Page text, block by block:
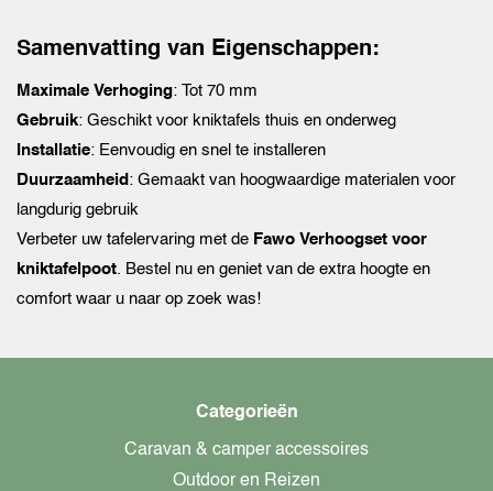
Samenvatting van Eigenschappen:
Maximale Verhoging: Tot 70 mm
Gebruik: Geschikt voor kniktafels thuis en onderweg
Installatie: Eenvoudig en snel te installeren
Duurzaamheid : Gemaakt van hoogwaardige materialen voor
langdurig gebruik
Verbeter uw tafelervaring met de Fawo Verhoogset voor
kniktafelpoot. Bestel nu en geniet van de extra hoogte en
comfort waar u naar op zoek was!
Categorieën
Caravan & camper accessoires
Outdoor en Reizen